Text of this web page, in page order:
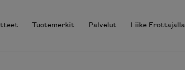
Tuotemerkit Palvelut Liike Erottajalla